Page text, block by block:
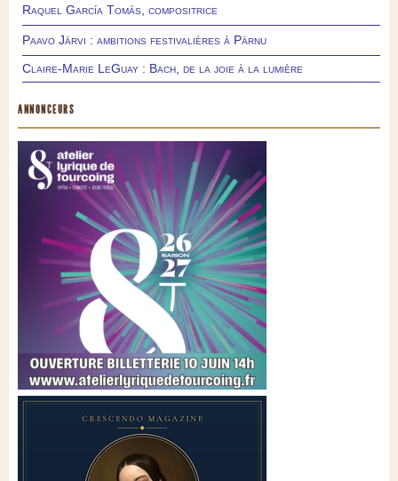
Raquel García Tomás, compositrice
Paavo Järvi : ambitions festivalières à Pärnu
Claire-Marie LeGuay : Bach, de la joie à la lumière
ANNONCEURS